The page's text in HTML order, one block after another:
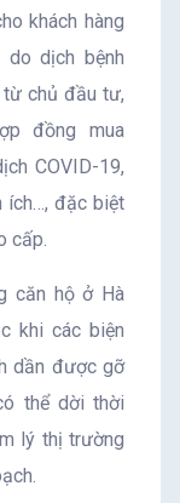
khách hàng
do dịch bệnh
từ chủ đầu tư,
đồng mua
COVID-19,
ích…, đặc biệt
cấp.
căn hộ ở Hà
khi các biện
dần được gỡ
thể dời thời
lý thị trường